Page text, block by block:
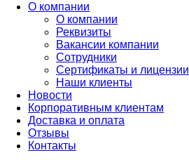
О компании
О компании
Реквизиты
Вакансии компании
Сотрудники
Сертификаты и лицензии
Наши клиенты
Новости
Корпоративным клиентам
Доставка и оплата
Отзывы
Контакты